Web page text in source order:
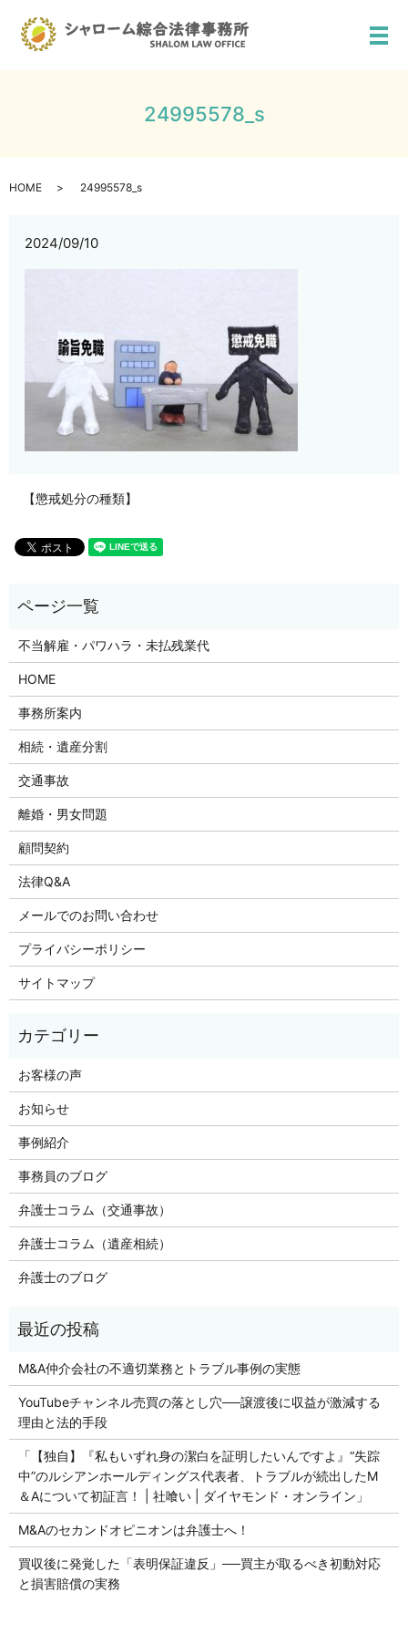
メ
24995578_s
HOME 24995578_s
2024/09/10
【懲戒処分の種類】
不当解雇・パワハラ・未払残業代
HOME
事務所案内
相続・遺産分割
交通事故
離婚・男女問題
顧問契約
法律Q&A
メールでのお問い合わせ
プライバシーポリシー
サイトマップ
お客様の声
お知らせ
事例紹介
事務員のブログ
弁護士コラム（交通事故）
弁護士コラム（遺産相続）
弁護士のブログ
M&A仲介会社の不適切業務とトラブル事例の実態
YouTubeチャンネル売買の落とし穴──譲渡後に収益が激減する
理由と法的手段
「【独自】『私もいずれ身の潔白を証明したいんですよ』“失踪
中”のルシアンホールディングス代表者、トラブルが続出したM
＆Aについて初証言！ | 社喰い | ダイヤモンド・オンライン」
M&Aのセカンドオピニオンは弁護士へ！
買収後に発覚した「表明保証違反」──買主が取るべき初動対応
と損害賠償の実務